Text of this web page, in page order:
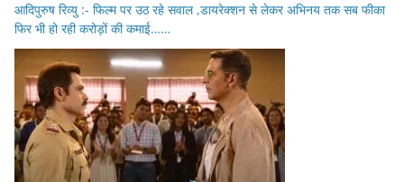
आदिपुरुष रिव्यु :- फिल्म पर उठ रहे सवाल ,डायरेक्शन से लेकर अभिनय तक सब फीका
फिर भी हो रही करोड़ों की कमाई……